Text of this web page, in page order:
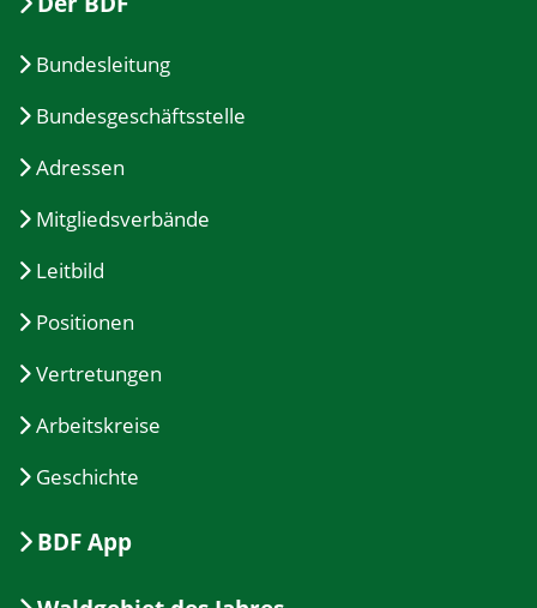
Bundesleitung
Bundesgeschäftsstelle
Adressen
Mitgliedsverbände
Leitbild
Positionen
Vertretungen
Arbeitskreise
Geschichte
BDF App